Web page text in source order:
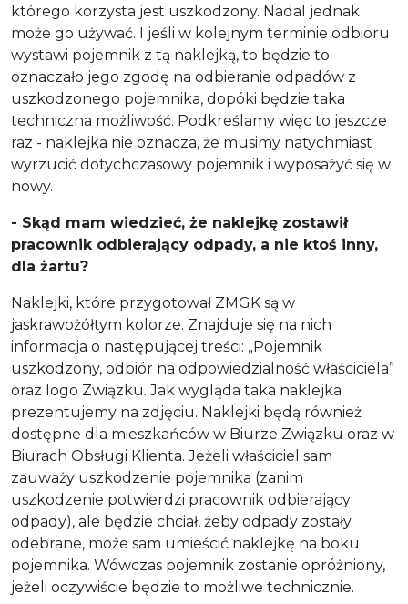
którego korzysta jest uszkodzony. Nadal jednak
może go używać. I jeśli w kolejnym terminie odbioru
wystawi pojemnik z tą naklejką, to będzie to
oznaczało jego zgodę na odbieranie odpadów z
uszkodzonego pojemnika, dopóki będzie taka
techniczna możliwość. Podkreślamy więc to jeszcze
raz - naklejka nie oznacza, że musimy natychmiast
wyrzucić dotychczasowy pojemnik i wyposażyć się w
nowy.
- Skąd mam wiedzieć, że naklejkę zostawił
pracownik odbierający odpady, a nie ktoś inny,
dla żartu?
Naklejki, które przygotował ZMGK są w
jaskrawożółtym kolorze. Znajduje się na nich
informacja o następującej treści: „Pojemnik
uszkodzony, odbiór na odpowiedzialność właściciela”
oraz logo Związku. Jak wygląda taka naklejka
prezentujemy na zdjęciu. Naklejki będą również
dostępne dla mieszkańców w Biurze Związku oraz w
Biurach Obsługi Klienta. Jeżeli właściciel sam
zauważy uszkodzenie pojemnika (zanim
uszkodzenie potwierdzi pracownik odbierający
odpady), ale będzie chciał, żeby odpady zostały
odebrane, może sam umieścić naklejkę na boku
pojemnika. Wówczas pojemnik zostanie opróżniony,
jeżeli oczywiście będzie to możliwe technicznie.